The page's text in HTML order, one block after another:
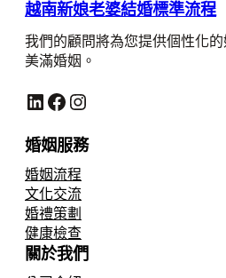
越南新娘老婆結婚標準流程
我們的顧問將為您提供個性化
美滿婚姻。
LinkedIn Facebook Instagram
婚姻服務
婚姻流程
文化交流
婚禮策劃
健康檢查
關於我們